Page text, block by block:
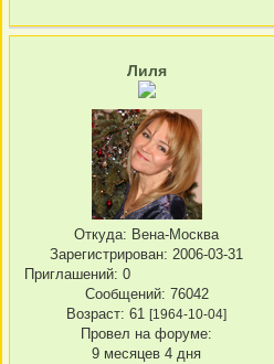
Лиля
Откуда: Вена-Москва
Зарегистрирован: 2006-03-31
Приглашений: 0
Сообщений: 76042
Возраст: 61 [1964-10-04]
Провел на форуме:
9 месяцев 4 дня